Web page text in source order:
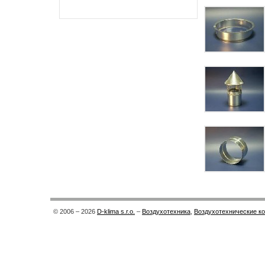
© 2006 – 2026 D-klima s.r.o. – Воздухотехника Воздухотехнические